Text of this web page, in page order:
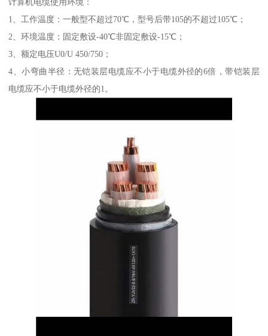
1、工作温度：一般型不超过70℃，型号后带105的不超过105℃；
2、环境温度：固定敷设-40℃非固定敷设-15℃；
3、额定电压U0/U 450/750；
4、小弯曲半径：无铠装层电缆应不小于电缆外径的6倍，带铠装层
电缆应不小于电缆外径的1。